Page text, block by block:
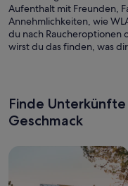
Aufenthalt mit Freunden,
Annehmlichkeiten, wie
du nach Raucheroptionen
wirst du das finden, was
Finde
Geschmack
Suche nach